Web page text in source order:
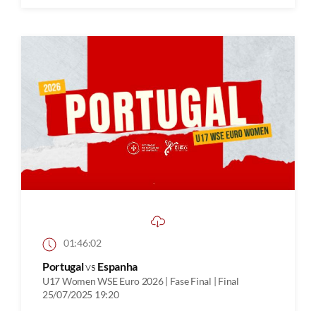
01:46:02
Portugalvs Espanha
U17 Women WSE Euro 2026 | Fase Final | Final
25/07/2025 19:20